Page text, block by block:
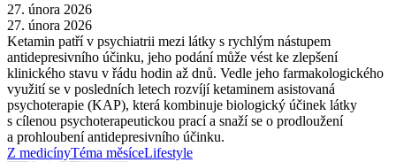
27. února 2026
27. února 2026
Ketamin patří v psychiatrii mezi látky s rychlým nástupem
antidepresivního účinku, jeho podání může vést ke zlepšení
klinického stavu v řádu hodin až dnů. Vedle jeho farmakologického
využití se v posledních letech rozvíjí ketaminem asistovaná
psychoterapie (KAP), která kombinuje biologický účinek látky
s cílenou psychoterapeutickou prací a snaží se o prodloužení
a prohloubení antidepresivního účinku.
Z medicínyTéma měsíceLifestyle